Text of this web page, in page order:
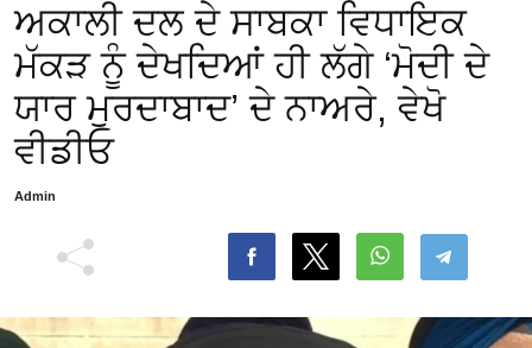
ਅਕਾਲੀ ਦਲ ਦੇ ਸਾਬਕਾ ਵਿਧਾਇਕ
ਮੱਕੜ ਨੂੰ ਦੇਖਦਿਆਂ ਹੀ ਲੱਗੇ ‘ਮੋਦੀ ਦੇ
ਯਾਰ ਮੁਰਦਾਬਾਦ’ ਦੇ ਨਾਅਰੇ, ਵੇਖੋ
ਵੀਡੀਓ
Admin